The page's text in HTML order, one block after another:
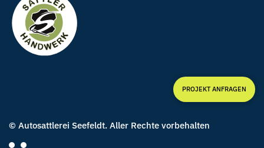
PROJEKT ANFRAGEN
© Autosattlerei Seefeldt. Aller Rechte vorbehalten